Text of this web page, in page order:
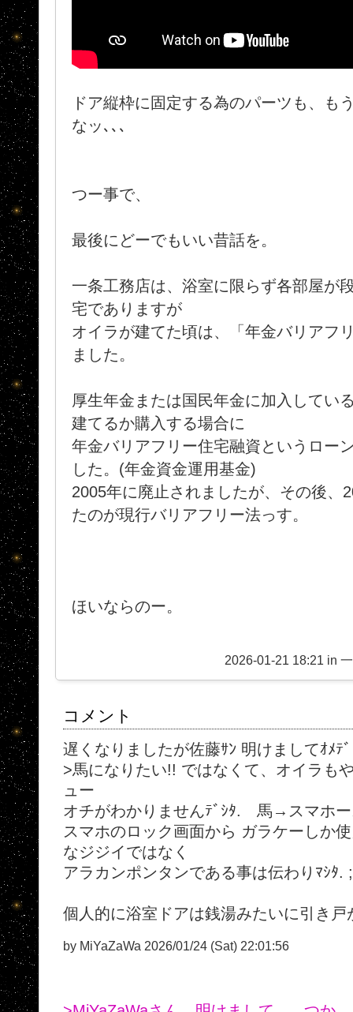
ドア縦枠に固定する為のパーツも、も
なッ､､､
つー事で、
最後にどーでもいい昔話を。
一条工務店は、浴室に限らず各部屋が
宅でありますが
オイラが建てた頃は、「年金バリアフ
ました。
厚生年金または国民年金に加入してい
建てるか購入する場合に
年金バリアフリー住宅融資というロー
した。(年金資金運用基金)
2005年に廃止されましたが、その後、
たのが現行バリアフリー法っす。
ほいならのー。
2026-01-21 18:21 in
コメント
遅くなりましたが佐藤ｻﾝ 明けましてｵﾒﾃﾞ
>馬になりたい!! ではなくて、オイラも
ュー
オチがわかりませんﾃﾞｼﾀ. 馬→スマホ
スマホのロック画面から ガラケーしか
なジジイではなく
アラカンポンタンである事は伝わりﾏｼﾀ.
個人的に浴室ドアは銭湯みたいに引き戸
by MiYaZaWa 2026/01/24 (Sat) 22:01:56